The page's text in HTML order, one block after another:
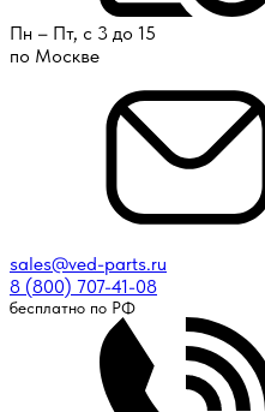
Пн – Пт, с 3 до 15
по Москве
sales@ved-parts.ru
8 (800) 707-41-08
бесплатно по РФ